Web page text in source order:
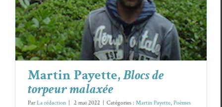
Martin Payette,Blocs de
torpeur malaxée
ParLa rédaction 2 mai 2022 Catégories : Martin Payette, Poèmes